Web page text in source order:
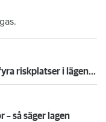
Så undviker du mögel – fyra riskplatser i lägenheten: ”Måste städa bort”
– så säger lagen